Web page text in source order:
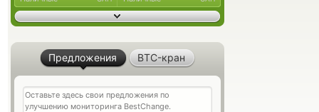
Предложения BTC-кран